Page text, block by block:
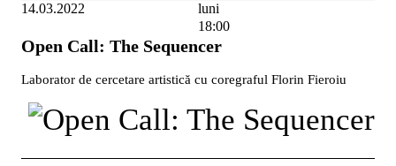
14.03.2022
luni
18:00
Open Call: The Sequencer
Laborator de cercetare artistică cu coregraful Florin Fieroiu